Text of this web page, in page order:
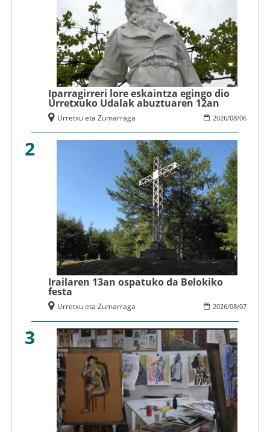
Iparragirreri lore eskaintza egingo dio
Urretxuko Udalak abuztuaren 12an
2026/08/06
Urretxu eta Zumarraga
2
Irailaren 13an ospatuko da Belokiko
festa
2026/08/07
Urretxu eta Zumarraga
3